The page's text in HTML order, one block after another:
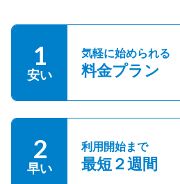
1
安い
気軽に始められる
料金プラン
2
早い
利用開始まで
最短２週間